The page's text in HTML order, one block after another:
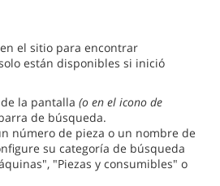
el sitio para encontrar
están disponibles si inició
la pantalla (o en el icono de
de búsqueda.
número de pieza o un nombre de
su categoría de búsqueda
"Piezas y consumibles" o